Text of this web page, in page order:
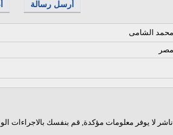
أرسل رسالة
محمد الشامى
مصر
لا يوفر معلومات مؤكدة, قم بنفسك بالاجراءات